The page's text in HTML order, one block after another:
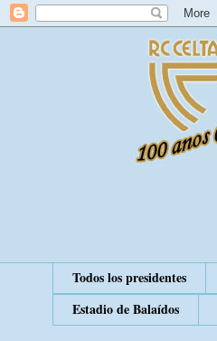
Todos los presidentes
Estadio de Balaídos